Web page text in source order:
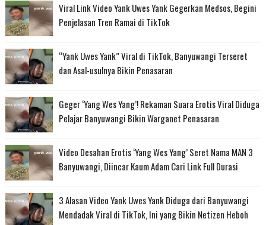
Viral Link Video Yank Uwes Yank Gegerkan Medsos, Begini
Penjelasan Tren Ramai di TikTok
“Yank Uwes Yank” Viral di TikTok, Banyuwangi Terseret
dan Asal-usulnya Bikin Penasaran
Geger ‘Yang Wes Yang’! Rekaman Suara Erotis Viral Diduga
Pelajar Banyuwangi Bikin Warganet Penasaran
Video Desahan Erotis ‘Yang Wes Yang’ Seret Nama MAN 3
Banyuwangi, Diincar Kaum Adam Cari Link Full Durasi
3 Alasan Video Yank Uwes Yank Diduga dari Banyuwangi
Mendadak Viral di TikTok, Ini yang Bikin Netizen Heboh